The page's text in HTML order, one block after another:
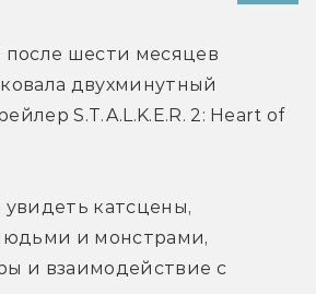
после шести месяцев
двухминутный
S.T.A.L.K.E.R. 2: Heart of
катсцены,
и монстрами,
и взаимодействие с